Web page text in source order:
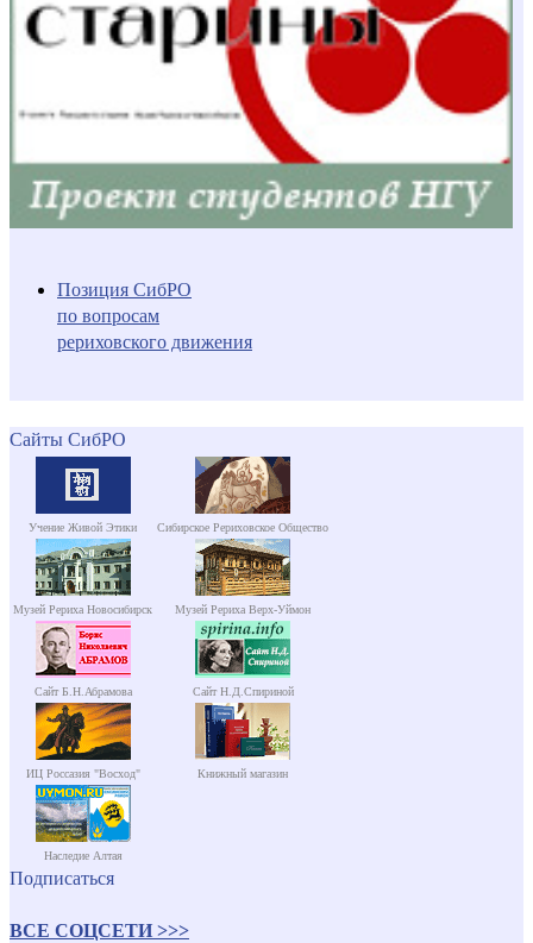
Позиция СибРО
по вопросам
рериховского движения
Сайты СибРО
Учение Живой Этики Сибирское Рериховское Общество
Музей Рериха Новосибирск Музей Рериха Верх-Уймон
Сайт Б.Н.Абрамова Сайт Н.Д.Спириной
ИЦ Россазия "Восход" Книжный магазин
Наследие Алтая
Подписаться
ВСЕ СОЦСЕТИ >>>